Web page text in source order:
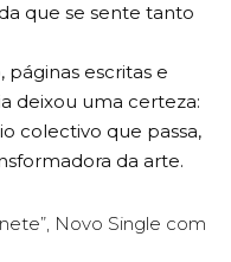
que se sente tanto
escritas e
deixou uma certeza:
colectivo que passa,
da arte.
Novo Single com